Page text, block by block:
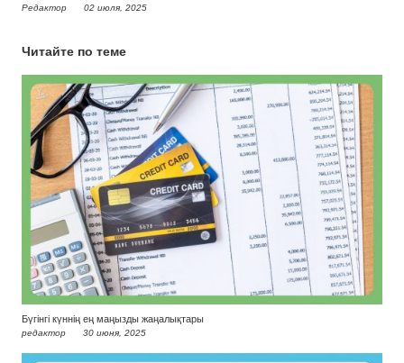
Редактор 02 июля, 2025
Читайте по теме
Бүгінгі күннің ең маңызды жаңалықтары
редактор 30 июня, 2025